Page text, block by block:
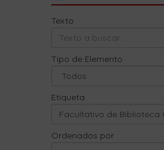
Texto
Tipo de Elemento
Etiqueta
Ordenados por